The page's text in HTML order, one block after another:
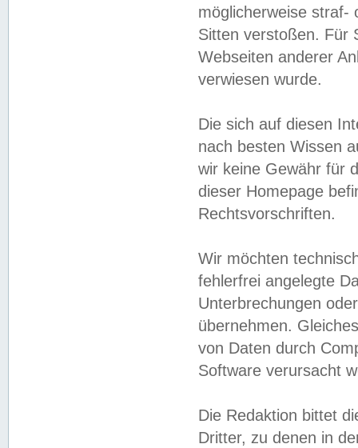
möglicherweise straf-
Sitten verstoßen. Für
Webseiten anderer
verwiesen wurde.
Die sich auf diesen
nach besten Wissen
wir keine Gewähr für
dieser Homepage
Rechtsvorschriften.
Wir möchten
fehlerfrei angelegte
Unterbrechungen
übernehmen.
von Daten durch
Software verursacht
Die Redaktion bittet
Dritter, zu denen in